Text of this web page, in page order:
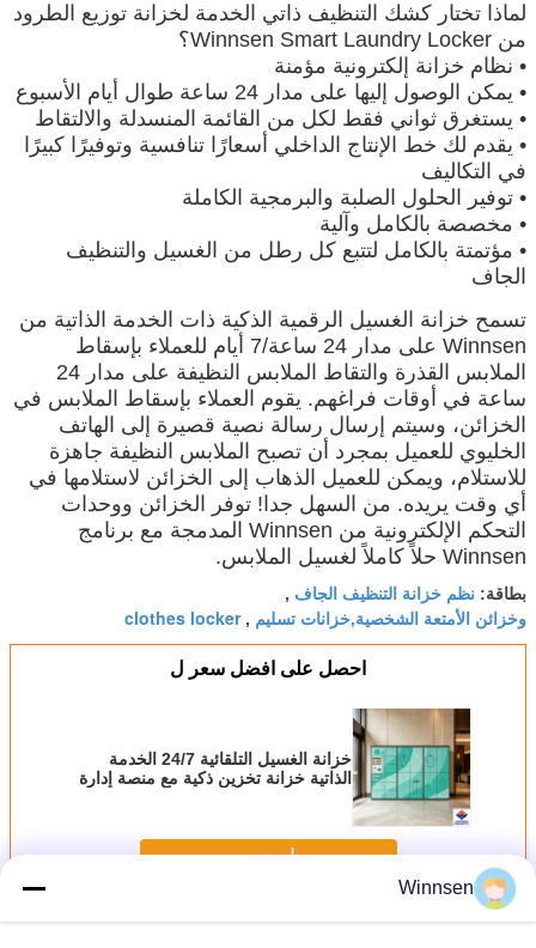
لماذا تختار كشك التنظيف ذاتي الخدمة لخزانة توزيع الطرود
من Winnsen Smart Laundry Locker؟
• نظام خزانة إلكترونية مؤمنة
• يمكن الوصول إليها على مدار 24 ساعة طوال أيام الأسبوع
• يستغرق ثواني فقط لكل من القائمة المنسدلة والالتقاط
• يقدم لك خط الإنتاج الداخلي أسعارًا تنافسية وتوفيرًا كبيرًا
في التكاليف
• توفير الحلول الصلبة والبرمجية الكاملة
• مخصصة بالكامل وآلية
• مؤتمتة بالكامل لتتبع كل رطل من الغسيل والتنظيف
الجاف
تسمح خزانة الغسيل الرقمية الذكية ذات الخدمة الذاتية من
Winnsen على مدار 24 ساعة/7 أيام للعملاء بإسقاط
الملابس القذرة والتقاط الملابس النظيفة على مدار 24
ساعة في أوقات فراغهم. يقوم العملاء بإسقاط الملابس في
الخزائن، وسيتم إرسال رسالة نصية قصيرة إلى الهاتف
الخليوي للعميل بمجرد أن تصبح الملابس النظيفة جاهزة
للاستلام، ويمكن للعميل الذهاب إلى الخزائن لاستلامها في
أي وقت يريده. من السهل جدا! توفر الخزائن ووحدات
التحكم الإلكترونية من Winnsen المدمجة مع برنامج
Winnsen حلاً كاملاً لغسيل الملابس.
بطاقة: نظم خزانة التنظيف الجاف ,
وخزائن الأمتعة الشخصية,خزانات تسليم ,
clothes locker
احصل على افضل سعر ل
خزانة الغسيل التلقائية 24/7 الخدمة
الذاتية خزانة تخزين ذكية مع منصة إدارة
استمر
أكثرالغسيل الخزانة
Winnsen